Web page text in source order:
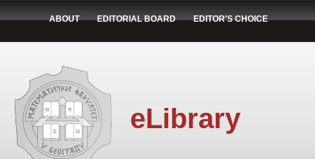
ABOUT EDITORIAL BOARD EDITOR'S CHOICE
eLibrary